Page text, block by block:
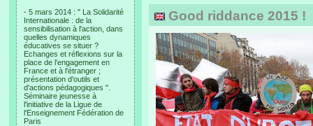
- 5 mars 2014 : " La Solidarité
Internationale : de la
sensibilisation à l'action, dans
quelles dynamiques
éducatives se situer ?
Echanges et réflexions sur la
place de l'engagement en
France et à l'étranger ;
présentation d'outils et
d'actions pédagogiques ".
Séminaire jeunesse à
l'initiative de la Ligue de
l'Enseignement Fédération de
Paris
Good riddance 2015 !